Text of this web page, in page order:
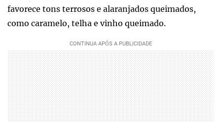
favorece tons terrosos e alaranjados queimados,
como caramelo, telha e vinho queimado.